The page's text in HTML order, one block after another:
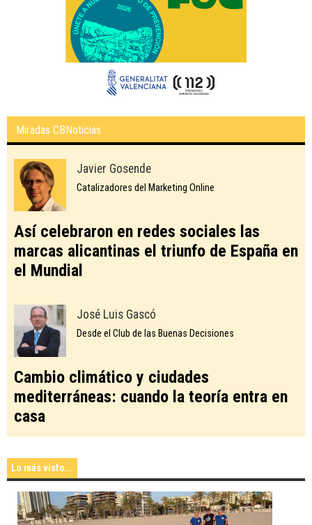
Miradas CBNoticias
Javier Gosende
Catalizadores del Marketing Online
Así celebraron en redes sociales las
marcas alicantinas el triunfo de España en
el Mundial
José Luis Gascó
Desde el Club de las Buenas Decisiones
Cambio climático y ciudades
mediterráneas: cuando la teoría entra en
casa
Lo más visto...